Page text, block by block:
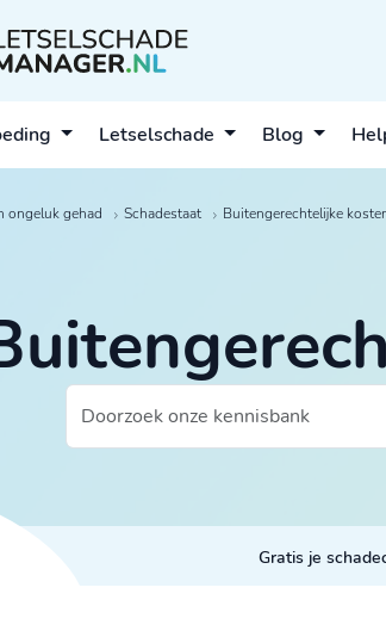
Letselschade Blog
ongeluk gehad Schadestaat Buitengerechtelijke
Gratis je